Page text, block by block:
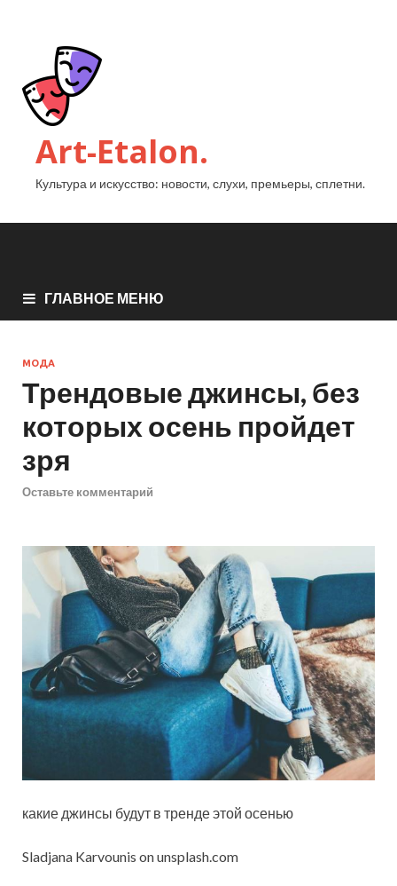
Art-Etalon.
Культура и искусство: новости, слухи, премьеры, сплетни.
ГЛАВНОЕ МЕНЮ
МОДА
Трендовые джинсы, без
которых осень пройдет
зря
Оставьте комментарий
какие джинсы будут в тренде этой осенью
Sladjana Karvounis on unsplash.com